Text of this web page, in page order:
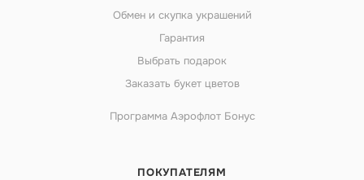
Обмен и скупка украшений
Гарантия
Выбрать подарок
Заказать букет цветов
Программа Аэрофлот Бонус
ПОКУПАТЕЛЯМ